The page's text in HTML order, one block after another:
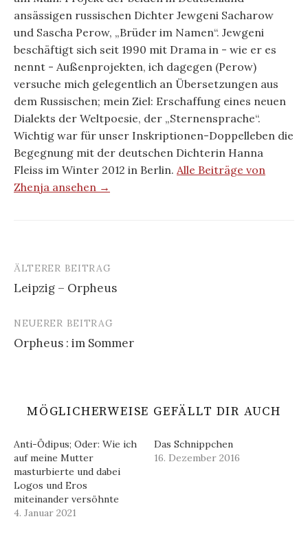
ansässigen russischen Dichter Jewgeni Sacharow
und Sascha Perow, „Brüder im Namen“. Jewgeni
beschäftigt sich seit 1990 mit Drama in - wie er es
nennt - Außenprojekten, ich dagegen (Perow)
versuche mich gelegentlich an Übersetzungen aus
dem Russischen; mein Ziel: Erschaffung eines neuen
Dialekts der Weltpoesie, der „Sternensprache“.
Wichtig war für unser Inskriptionen-Doppelleben die
Begegnung mit der deutschen Dichterin Hanna
Fleiss im Winter 2012 in Berlin. Alle Beiträge von
Zhenja ansehen →
Beitrags-
Navigation
ÄLTERER BEITRAG
Leipzig – Orpheus
NEUERER BEITRAG
Orpheus : im Sommer
MÖGLICHERWEISE GEFÄLLT DIR AUCH
Anti-Ödipus; Oder: Wie ich
auf meine Mutter
masturbierte und dabei
Logos und Eros
miteinander versöhnte
4. Januar 2021
Das Schnippchen
16. Dezember 2016